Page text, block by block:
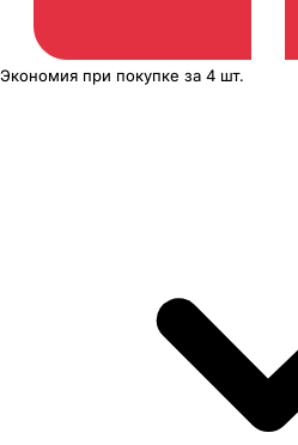
Экономия при покупке за 4 шт.